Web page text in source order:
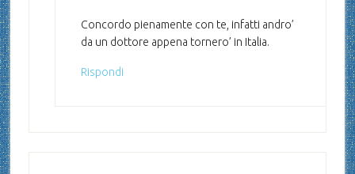
Concordo pienamente con te, infatti andro’
da un dottore appena tornero’ in Italia.
Rispondi